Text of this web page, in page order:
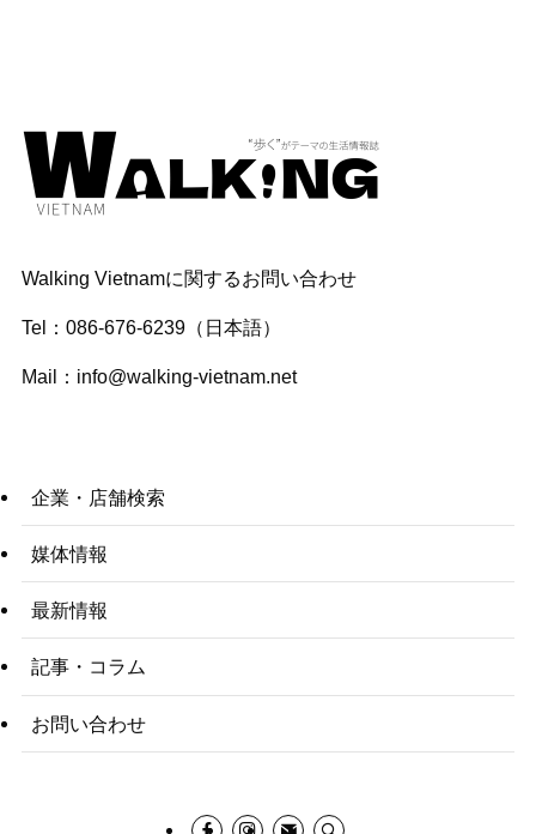
Walking Vietnamに関するお問い合わせ
Tel：086-676-6239（日本語）
Mail： info@walking-vietnam.net
企業・店舗検索
媒体情報
最新情報
記事・コラム
お問い合わせ